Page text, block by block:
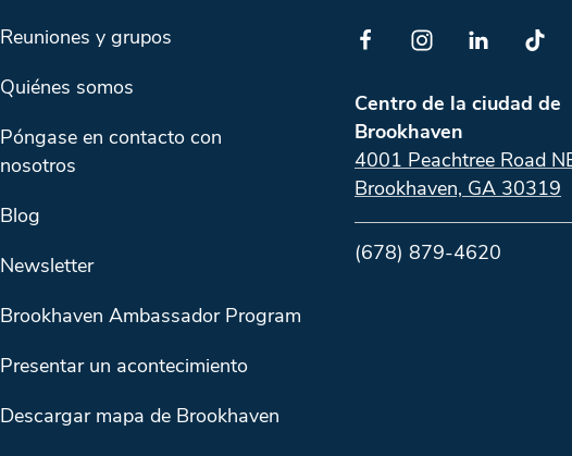
Reuniones y grupos
Quiénes somos
Póngase en contacto con
nosotros
Blog
Newsletter
Brookhaven Ambassador Program
Presentar un acontecimiento
Descargar mapa de Brookhaven
Centro de la ciudad de
Brookhaven
4001 Peachtree Road
Brookhaven, GA 30319
(678) 879-4620